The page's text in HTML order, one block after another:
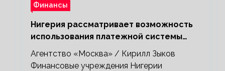
Финансы
Нигерия рассматривает возможность
использования платежной системы
«Мир»
Агентство «Москва» / Кирилл Зыков
Финансовые учреждения Нигерии